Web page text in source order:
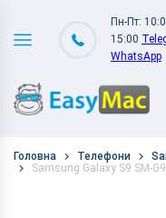
Пн-Пт:
15:00
WhatsApp
Головна Телефони
Samsung Galaxy S9 SM-